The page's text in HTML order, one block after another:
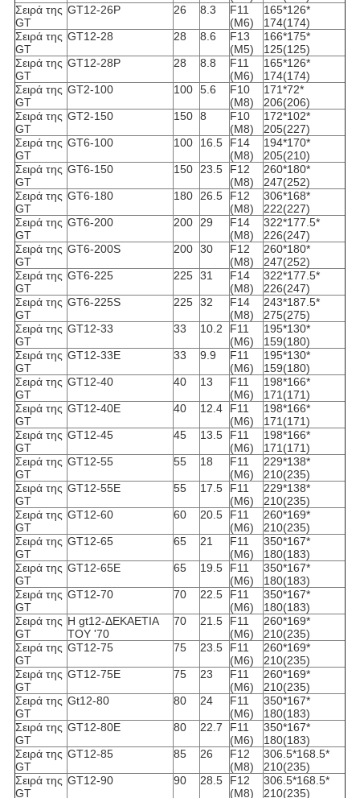
Σειρά της
GT
GT12-26P 26 8.3
F11
(M6)
165*126*
174(174)
Σειρά της
GT
GT12-28 28 8.6
F13
(M5)
166*175*
125(125)
Σειρά της
GT
GT12-28P 28 8.8
F11
(M6)
165*126*
174(174)
Σειρά της
GT
GT2-100 100 5.6
F10
(M8)
171*72*
206(206)
Σειρά της
GT
GT2-150 150 8
F10
(M8)
172*102*
205(227)
Σειρά της
GT
GT6-100 100 16.5
F14
(M8)
194*170*
205(210)
Σειρά της
GT
GT6-150 150 23.5
F12
(M8)
260*180*
247(252)
Σειρά της
GT
GT6-180 180 26.5
F12
(M8)
306*168*
222(227)
Σειρά της
GT
GT6-200 200 29
F14
(M8)
322*177.5*
226(247)
Σειρά της
GT
GT6-200S 200 30
F12
(M8)
260*180*
247(252)
Σειρά της
GT
GT6-225 225 31
F14
(M8)
322*177.5*
226(247)
Σειρά της
GT
GT6-225S 225 32
F14
(M8)
243*187.5*
275(275)
Σειρά της
GT
GT12-33 33 10.2
F11
(M6)
195*130*
159(180)
Σειρά της
GT
GT12-33E 33 9.9
F11
(M6)
195*130*
159(180)
Σειρά της
GT
GT12-40 40 13
F11
(M6)
198*166*
171(171)
Σειρά της
GT
GT12-40E 40 12.4
F11
(M6)
198*166*
171(171)
Σειρά της
GT
GT12-45 45 13.5
F11
(M6)
198*166*
171(171)
Σειρά της
GT
GT12-55 55 18
F11
(M6)
229*138*
210(235)
Σειρά της
GT
GT12-55E 55 17.5
F11
(M6)
229*138*
210(235)
Σειρά της
GT
GT12-60 60 20.5
F11
(M6)
260*169*
210(235)
Σειρά της
GT
GT12-65 65 21
F11
(M6)
350*167*
180(183)
Σειρά της
GT
GT12-65E 65 19.5
F11
(M6)
350*167*
180(183)
Σειρά της
GT
GT12-70 70 22.5
F11
(M6)
350*167*
180(183)
Σειρά της
GT
Η gt12-ΔΕΚΑΕΤΙΑ
ΤΟΥ '70
70 21.5
F11
(M6)
260*169*
210(235)
Σειρά της
GT
GT12-75 75 23.5
F11
(M6)
260*169*
210(235)
Σειρά της
GT
GT12-75E 75 23
F11
(M6)
260*169*
210(235)
Σειρά της
GT
Gt12-80 80 24
F11
(M6)
350*167*
180(183)
Σειρά της
GT
GT12-80E 80 22.7
F11
(M6)
350*167*
180(183)
Σειρά της
GT
GT12-85 85 26
F12
(M8)
306.5*168.5*
210(235)
Σειρά της
GT
GT12-90 90 28.5
F12
(M8)
306.5*168.5*
210(235)